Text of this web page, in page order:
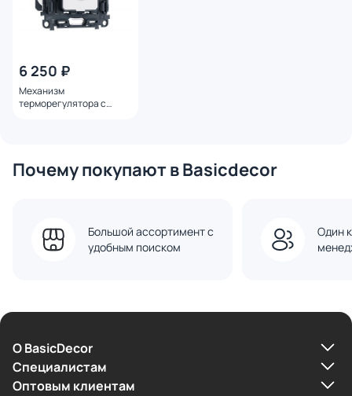
6 250 ₽
Механизм
терморегулятора с
CONTROL) PR1381
Почему покупают в Basicdecor
Большой ассортимент с
удобным поиском
Один
О BasicDecor
Cпециалистам
Оптовым клиентам